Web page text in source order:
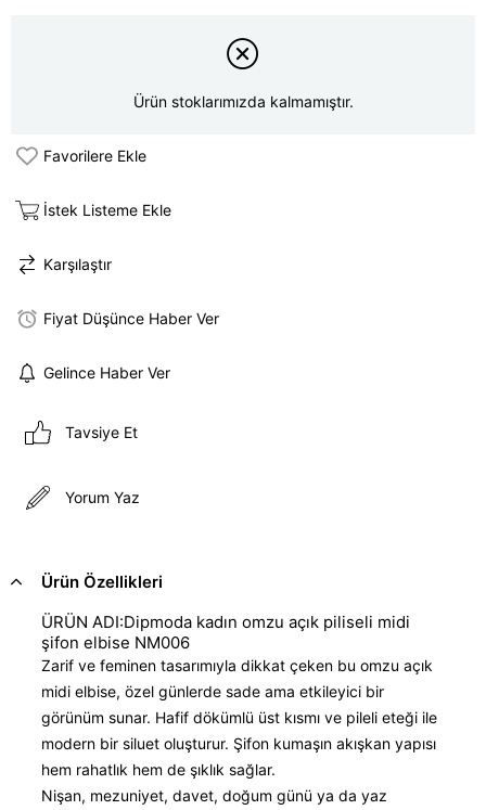
Ürün stoklarımızda kalmamıştır.
Favorilere Ekle
İstek Listeme Ekle
Karşılaştır
Fiyat Düşünce Haber Ver
Gelince Haber Ver
Tavsiye Et
Yorum Yaz
Ürün Özellikleri
ÜRÜN ADI:Dipmoda kadın omzu açık piliseli midi
şifon elbise NM006
Zarif ve feminen tasarımıyla dikkat çeken bu omzu açık
midi elbise, özel günlerde sade ama etkileyici bir
görünüm sunar. Hafif dökümlü üst kısmı ve pileli eteği ile
modern bir siluet oluşturur. Şifon kumaşın akışkan yapısı
hem rahatlık hem de şıklık sağlar.
Nişan, mezuniyet, davet, doğum günü ya da yaz